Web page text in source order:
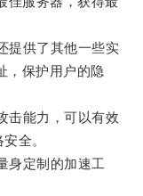
供了其他一些实
，保护用户的隐
能力，可以有效
全。
定制的加速工